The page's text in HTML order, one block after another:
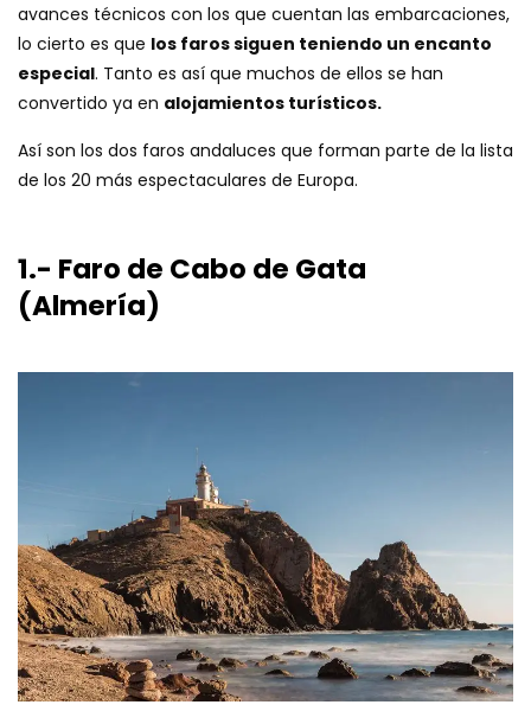
avances técnicos con los que cuentan las embarcaciones,
lo cierto es que los faros siguen teniendo un encanto
especial. Tanto es así que muchos de ellos se han
convertido ya en alojamientos turísticos.
Así son los dos faros andaluces que forman parte de la lista
de los 20 más espectaculares de Europa.
1.- Faro de Cabo de Gata
(Almería)